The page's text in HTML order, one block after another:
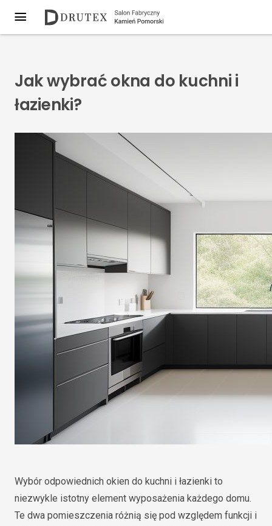
Jak wybrać okna do kuchni i
łazienki?
Wybór odpowiednich okien do kuchni i łazienki to
niezwykle istotny element wyposażenia każdego domu.
Te dwa pomieszczenia różnią się pod względem funkcji i